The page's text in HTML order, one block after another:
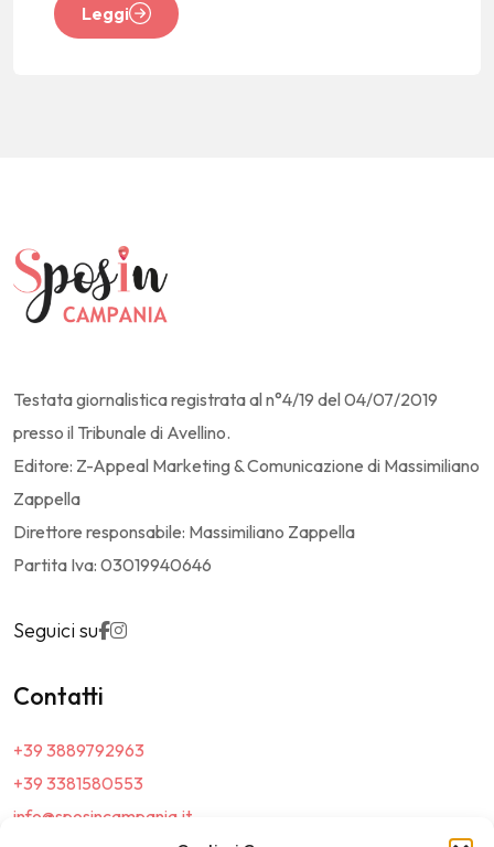
Leggi
Testata giornalistica registrata al n°4/19 del 04/07/2019
presso il Tribunale di Avellino.
Editore: Z-Appeal Marketing & Comunicazione di Massimiliano
Zappella
Direttore responsabile: Massimiliano Zappella
Partita Iva: 03019940646
Seguici su
Contatti
+39 3889792963
+39 3381580553
info@sposincampania.it